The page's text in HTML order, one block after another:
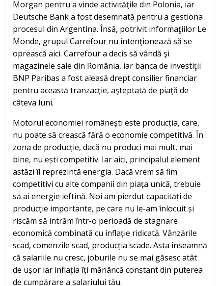
Morgan pentru a vinde activităţile din Polonia, iar
Deutsche Bank a fost desemnată pentru a gestiona
procesul din Argentina. Însă, potrivit informaţiilor Le
Monde, grupul Carrefour nu intenţionează să se
oprească aici. Carrefour a decis să vândă şi
magazinele sale din România, iar banca de investiţii
BNP Paribas a fost aleasă drept consilier financiar
pentru această tranzacţie, aşteptată de piaţă de
câteva luni.
Motorul economiei românești este producția, care,
nu poate să crească fără o economie competitivă. În
zona de producție, dacă nu produci mai mult, mai
bine, nu ești competitiv. Iar aici, principalul element
astăzi îl reprezintă energia. Dacă vrem să fim
competitivi cu alte companii din piața unică, trebuie
să ai energie ieftină. Noi am pierdut capacități de
producție importante, pe care nu le-am înlocuit și
riscăm să intrăm într-o perioadă de stagnare
economică combinată cu inflație ridicată. Vânzările
scad, comenzile scad, producția scade. Asta înseamnă
că salariile nu cresc, joburile nu se mai găsesc atât
de ușor iar inflația îți mănâncă constant din puterea
de cumpărare a salariului tău.